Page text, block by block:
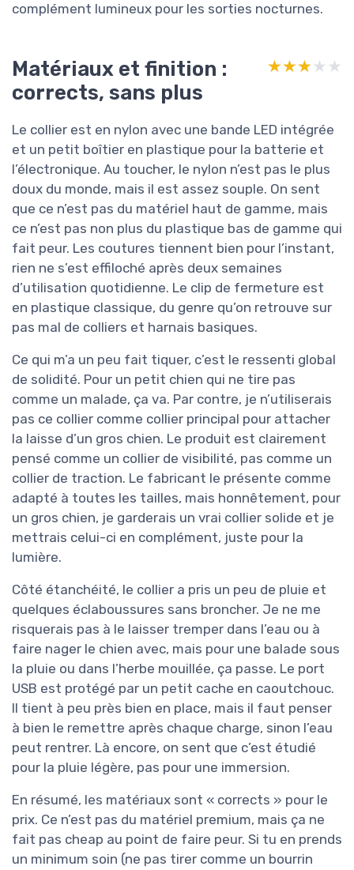
complément lumineux pour les sorties nocturnes.
Matériaux et finition :
corrects, sans plus
★★★★★
★★★★★
Le collier est en nylon avec une bande LED intégrée
et un petit boîtier en plastique pour la batterie et
l’électronique. Au toucher, le nylon n’est pas le plus
doux du monde, mais il est assez souple. On sent
que ce n’est pas du matériel haut de gamme, mais
ce n’est pas non plus du plastique bas de gamme qui
fait peur. Les coutures tiennent bien pour l’instant,
rien ne s’est effiloché après deux semaines
d’utilisation quotidienne. Le clip de fermeture est
en plastique classique, du genre qu’on retrouve sur
pas mal de colliers et harnais basiques.
Ce qui m’a un peu fait tiquer, c’est le ressenti global
de solidité. Pour un petit chien qui ne tire pas
comme un malade, ça va. Par contre, je n’utiliserais
pas ce collier comme collier principal pour attacher
la laisse d’un gros chien. Le produit est clairement
pensé comme un collier de visibilité, pas comme un
collier de traction. Le fabricant le présente comme
adapté à toutes les tailles, mais honnêtement, pour
un gros chien, je garderais un vrai collier solide et je
mettrais celui-ci en complément, juste pour la
lumière.
Côté étanchéité, le collier a pris un peu de pluie et
quelques éclaboussures sans broncher. Je ne me
risquerais pas à le laisser tremper dans l’eau ou à
faire nager le chien avec, mais pour une balade sous
la pluie ou dans l’herbe mouillée, ça passe. Le port
USB est protégé par un petit cache en caoutchouc.
Il tient à peu près bien en place, mais il faut penser
à bien le remettre après chaque charge, sinon l’eau
peut rentrer. Là encore, on sent que c’est étudié
pour la pluie légère, pas pour une immersion.
En résumé, les matériaux sont « corrects » pour le
prix. Ce n’est pas du matériel premium, mais ça ne
fait pas cheap au point de faire peur. Si tu en prends
un minimum soin (ne pas tirer comme un bourrin